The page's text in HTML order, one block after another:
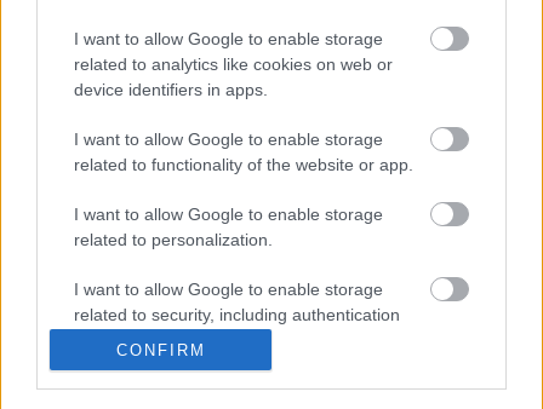
I want to allow Google to enable storage
related to analytics like cookies on web or
device identifiers in apps.
I want to allow Google to enable storage
related to functionality of the website or app.
I want to allow Google to enable storage
related to personalization.
I want to allow Google to enable storage
related to security, including authentication
functionality and fraud prevention, and other
CONFIRM
Varró Attila
Címkék:mese vígjáték filmkritika kaland romantikus
Ajánlott bejegyzések:
Világsztárokkal forog A gyertyák csonkig